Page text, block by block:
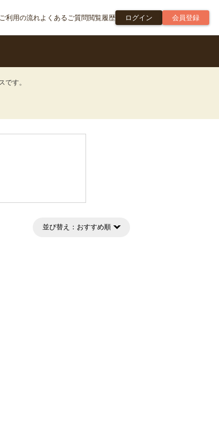
ご利用の流れよくあるご質問閲覧履歴 ログイン 会員登録
です。
並び替え： おすすめ順